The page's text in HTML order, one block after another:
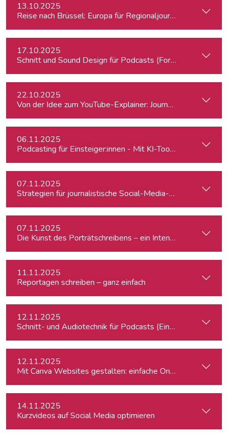
13.10.2025
Reise nach Brüssel: Europa für Regionaljournalist:innen
17.10.2025
Schnitt und Sound Design für Podcasts (Fortgeschrittene)
22.10.2025
Von der Idee zum YouTube-Explainer: Journalistische
06.11.2025
Podcasting für Einsteiger:innen - Mit KI-Tools zum Erfolg
07.11.2025
Strategien für journalistische Social-Media-Recherchen
07.11.2025
Die Kunst des Porträtschreibens – ein Intensiv-Workshop
11.11.2025
Reportagen schreiben – ganz einfach
12.11.2025
Schnitt- und Audiotechnik für Podcasts (Einsteiger:innen)
12.11.2025
Mit Canva Websites gestalten: einfache One-Pager für
14.11.2025
Kurzvideos auf Social Media optimieren